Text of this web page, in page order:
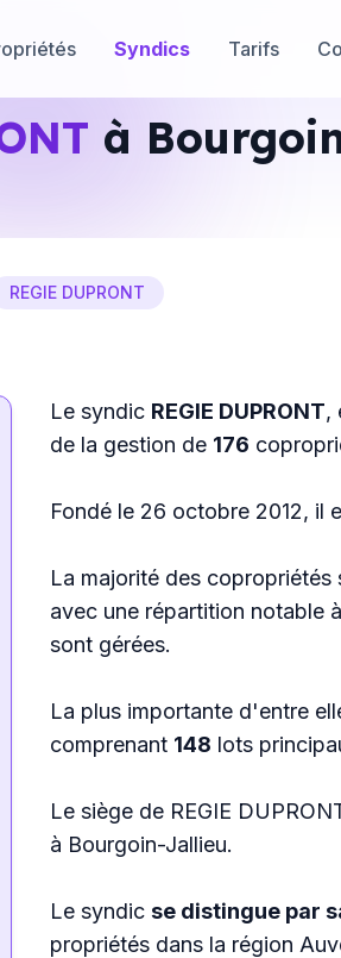
Syndics Tarifs
à
REGIE DUPRONT
Le syndic REGIE DUPRONT,
de la gestion de 176
Fondé le 26 octobre 2012, il
La majorité des copropriétés
avec une répartition notable
sont gérées.
La plus importante d'entre
comprenant 148 lots
Le siège de REGIE
à Bourgoin-Jallieu.
Le syndic se distingue par
propriétés dans la région